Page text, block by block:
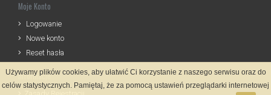
Moje Konto
Logowanie
Nowe konto
Reset hasła
Informacje
Używamy plików cookies, aby ułatwić Ci korzystanie z naszego serwisu oraz do
celów statystycznych. Pamiętaj, że za pomocą ustawień przeglądarki internetowej